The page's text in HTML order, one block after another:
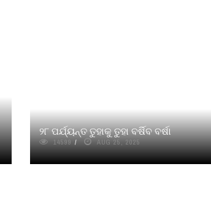
୨୮ ପର୍ଯ୍ୟନ୍ତ ତୁହାକୁ ତୁହା ବର୍ଷିବ ବର୍ଷା
14599 AUG 25, 2025